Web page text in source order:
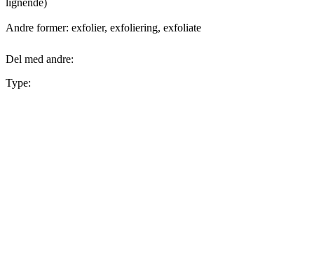
lignende)
Andre former: exfolier, exfoliering, exfoliate
Del med andre:
Type: